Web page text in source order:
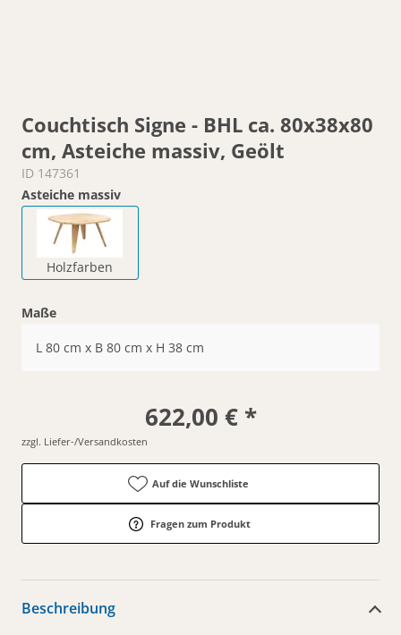
Couchtisch Signe - BHL ca. 80x38x80
cm, Asteiche massiv, Geölt
ID 147361
Asteiche massiv
Holzfarben
Maße
L 80 cm x B 80 cm x H 38 cm
622,00 € *
zzgl. Liefer-/Versandkosten
Auf die Wunschliste
Fragen zum Produkt
Beschreibung